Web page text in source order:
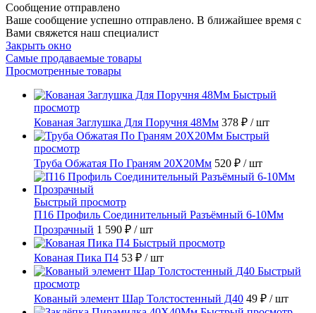
Сообщение отправлено
Ваше сообщение успешно отправлено. В ближайшее время с
Вами свяжется наш специалист
Закрыть окно
Самые продаваемые товары
Просмотренные товары
Быстрый
просмотр
Кованая Заглушка Для Поручня 48Мм 378 ₽ / шт
Быстрый
просмотр
Труба Обжатая По Граням 20X20Мм 520 ₽ / шт
Быстрый просмотр
П16 Профиль Соединительный Разъёмный 6-10Мм
Прозрачный 1 590 ₽ / шт
Быстрый просмотр
Кованая Пика П4 53 ₽ / шт
Быстрый
просмотр
Кованый элемент Шар Толстостенный Д40 49 ₽ / шт